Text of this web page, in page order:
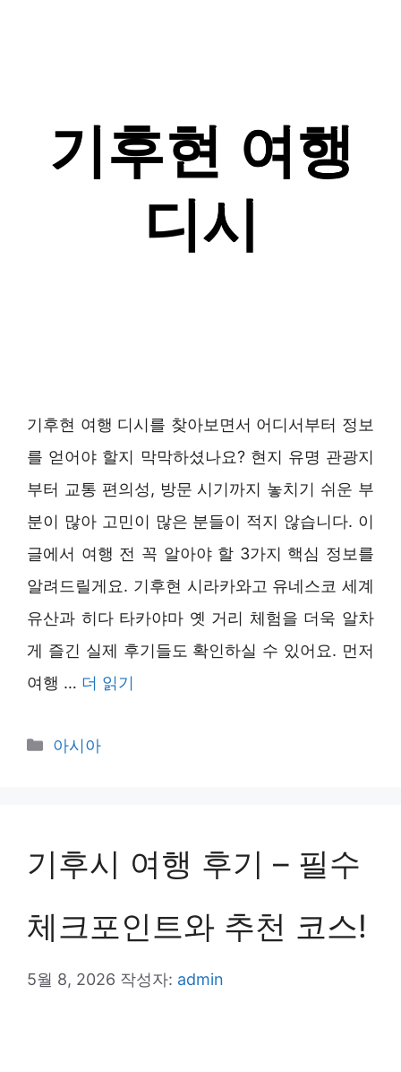
기후현 여행 디시를 찾아보면서 어디서부터 정보
를 얻어야 할지 막막하셨나요? 현지 유명 관광지
부터 교통 편의성, 방문 시기까지 놓치기 쉬운 부
분이 많아 고민이 많은 분들이 적지 않습니다. 이
글에서 여행 전 꼭 알아야 할 3가지 핵심 정보를
알려드릴게요. 기후현 시라카와고 유네스코 세계
유산과 히다 타카야마 옛 거리 체험을 더욱 알차
게 즐긴 실제 후기들도 확인하실 수 있어요. 먼저
여행 … 더 읽기
카
아시아
기후시 여행 후기 – 필수
체크포인트와 추천 코스!
5월 8, 2026 작성자: admin